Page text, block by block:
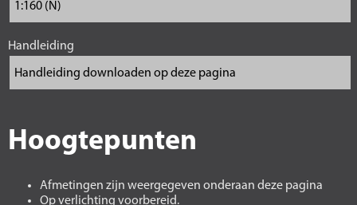
Handleiding
Hoogtepunten
Afmetingen zijn weergegeven onderaan deze pagina
Op verlichting voorbereid.